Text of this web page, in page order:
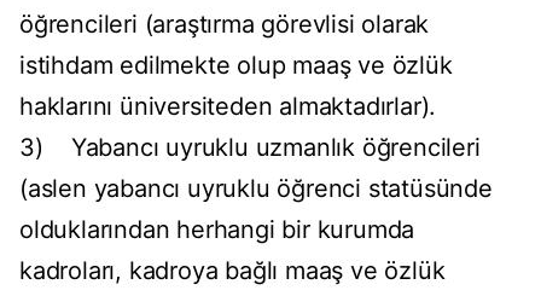
öğrencileri (araştırma görevlisi olarak
istihdam edilmekte olup maaş ve özlük
haklarını üniversiteden almaktadırlar).
3) Yabancı uyruklu uzmanlık öğrencileri
(aslen yabancı uyruklu öğrenci statüsünde
olduklarından herhangi bir kurumda
kadroları, kadroya bağlı maaş ve özlük